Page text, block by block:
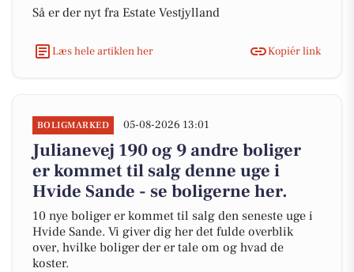
Så er der nyt fra Estate Vestjylland
Læs hele artiklen her Kopiér link
BOLIGMARKED 05-08-2026 13:01
Julianevej 190 og 9 andre boliger
er kommet til salg denne uge i
Hvide Sande - se boligerne her.
10 nye boliger er kommet til salg den seneste uge i
Hvide Sande. Vi giver dig her det fulde overblik
over, hvilke boliger der er tale om og hvad de
koster.